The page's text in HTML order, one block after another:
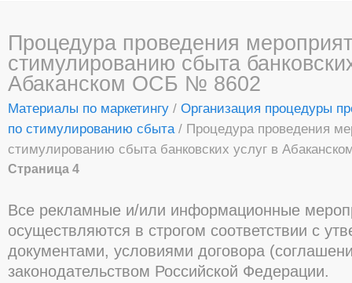
Процедура проведения
стимулированию сбыта
Абаканском ОСБ № 8602
Материалы по маркетингу / Организация процедуры
по стимулированию сбыта/ Процедура проведения
стимулированию сбыта банковских услуг в
Страница 4
Все рекламные и/или информационные
осуществляются в строгом соответствии с
документами, условиями договора
законодательством Российской Федерации.